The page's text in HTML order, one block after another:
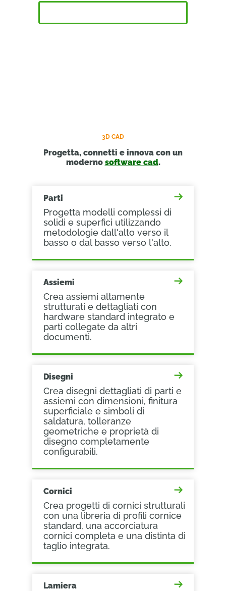
3D CAD
Progetta, connetti e innova con un
moderno software cad.
Parti
Progetta modelli complessi di
solidi e superfici utilizzando
metodologie dall'alto verso il
basso o dal basso verso l'alto.
Assiemi
Crea assiemi altamente
strutturati e dettagliati con
hardware standard integrato e
parti collegate da altri
documenti.
Disegni
Crea disegni dettagliati di parti e
assiemi con dimensioni, finitura
superficiale e simboli di
saldatura, tolleranze
geometriche e proprietà di
disegno completamente
configurabili.
Cornici
Crea progetti di cornici strutturali
con una libreria di profili cornice
standard, una accorciatura
cornici completa e una distinta di
taglio integrata.
Lamiera